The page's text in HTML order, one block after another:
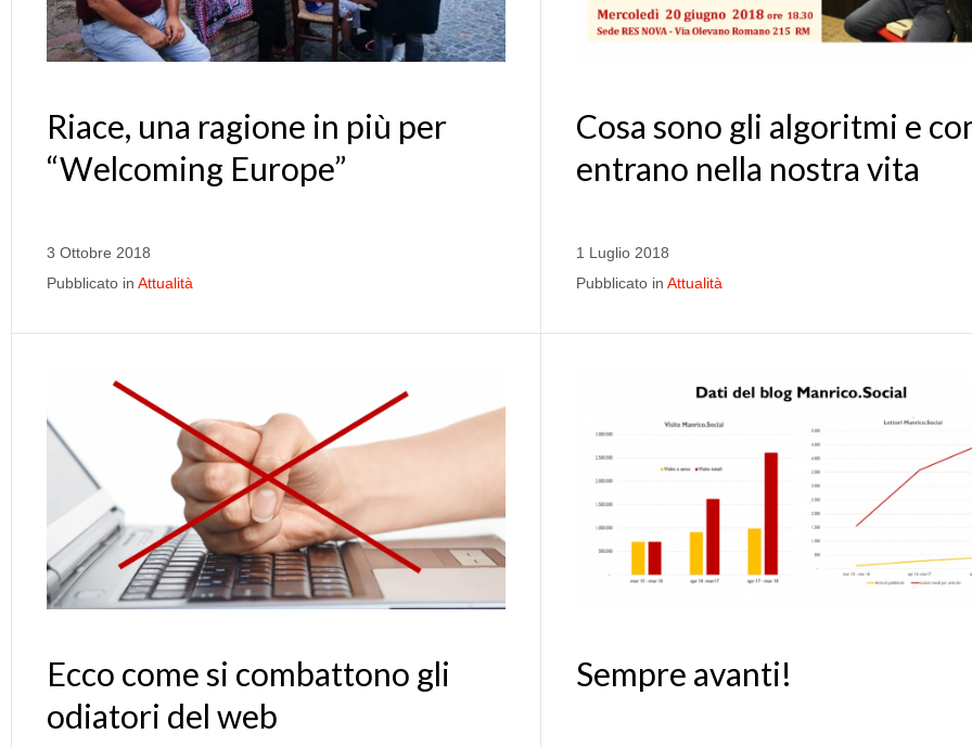
Riace, una ragione in più per
“Welcoming Europe”
3 Ottobre 2018
Pubblicato in Attualità
Cosa sono gli algoritmi e
entrano nella nostra vita
1 Luglio 2018
Pubblicato in Attualità
Ecco come si combattono gli
odiatori del web
Sempre avanti!